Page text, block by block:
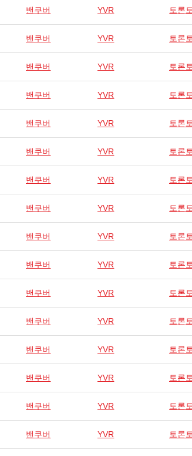
밴쿠버 YVR 토론
밴쿠버 YVR 토론
밴쿠버 YVR 토론
밴쿠버 YVR 토론
밴쿠버 YVR 토론
밴쿠버 YVR 토론
밴쿠버 YVR 토론
밴쿠버 YVR 토론
밴쿠버 YVR 토론
밴쿠버 YVR 토론
밴쿠버 YVR 토론
밴쿠버 YVR 토론
밴쿠버 YVR 토론
밴쿠버 YVR 토론
밴쿠버 YVR 토론
밴쿠버 YVR 토론